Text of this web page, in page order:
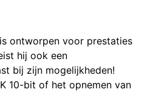
ontworpen voor prestaties
hij ook een
bij zijn mogelijkheden!
10-bit of het opnemen van